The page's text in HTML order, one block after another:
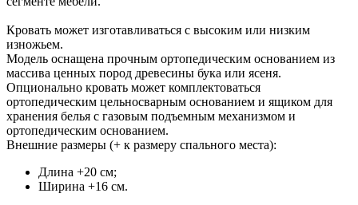
Кровать может изготавливаться с высоким или низким
изножьем.
Модель оснащена прочным ортопедическим основанием из
массива ценных пород древесины бука или ясеня.
Опционально кровать может комплектоваться
ортопедическим цельносварным основанием и ящиком для
хранения белья с газовым подъемным механизмом и
ортопедическим основанием.
Внешние размеры (+ к размеру спального места):
Длина +20 см;
Ширина +16 см.